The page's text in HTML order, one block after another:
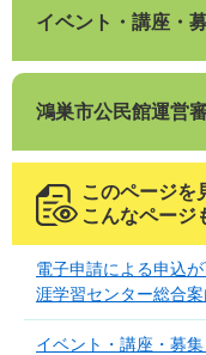
イベント・講座・
鴻巣市公民館運営
このページを
こんなページ
電子申請による申込
涯学習センター総合案
イベント・講座・募